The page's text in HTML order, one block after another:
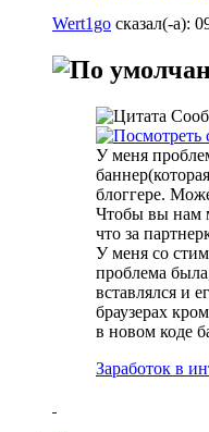
Wert1go сказал(-а):
У меня
блоггере.
Чтобы вы нам
что за
У меня со
проблема
вставлялся и
браузерах
в новом коде
Заработок в